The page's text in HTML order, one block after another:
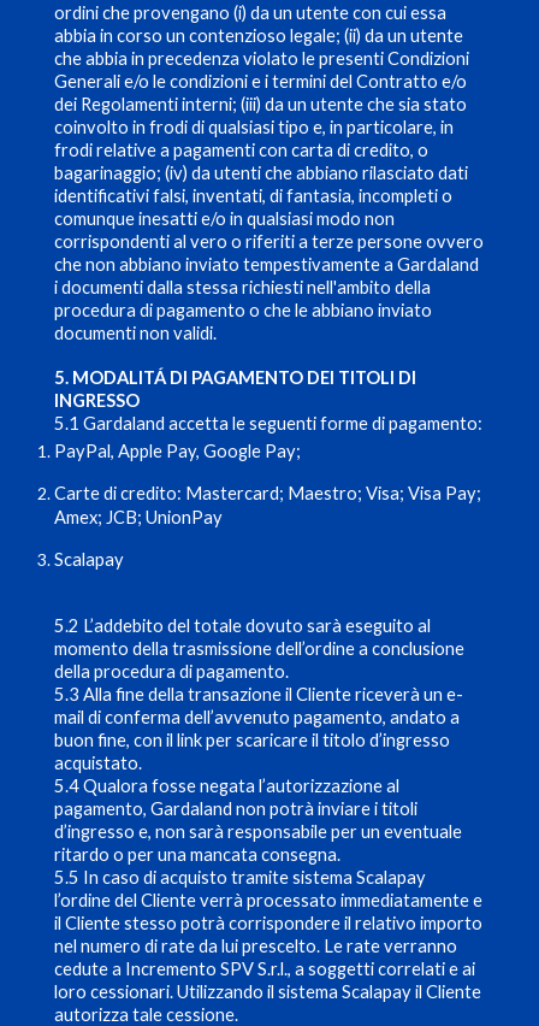
ordini che provengano (i) da un utente con cui essa
abbia in corso un contenzioso legale; (ii) da un utente
che abbia in precedenza violato le presenti Condizioni
Generali e/o le condizioni e i termini del Contratto e/o
dei Regolamenti interni; (iii) da un utente che sia stato
coinvolto in frodi di qualsiasi tipo e, in particolare, in
frodi relative a pagamenti con carta di credito, o
bagarinaggio; (iv) da utenti che abbiano rilasciato dati
identificativi falsi, inventati, di fantasia, incompleti o
comunque inesatti e/o in qualsiasi modo non
corrispondenti al vero o riferiti a terze persone ovvero
che non abbiano inviato tempestivamente a Gardaland
i documenti dalla stessa richiesti nell'ambito della
procedura di pagamento o che le abbiano inviato
documenti non validi.
5. MODALITÁ DI PAGAMENTO DEI TITOLI DI
INGRESSO
5.1 Gardaland accetta le seguenti forme di pagamento:
PayPal, Apple Pay, Google Pay;
Carte di credito: Mastercard; Maestro; Visa; Visa Pay;
Amex; JCB; UnionPay
Scalapay
5.2 L’addebito del totale dovuto sarà eseguito al
momento della trasmissione dell’ordine a conclusione
della procedura di pagamento.
5.3 Alla fine della transazione il Cliente riceverà un e-
mail di conferma dell’avvenuto pagamento, andato a
buon fine, con il link per scaricare il titolo d’ingresso
acquistato.
5.4 Qualora fosse negata l’autorizzazione al
pagamento, Gardaland non potrà inviare i titoli
d’ingresso e, non sarà responsabile per un eventuale
ritardo o per una mancata consegna.
5.5 In caso di acquisto tramite sistema Scalapay
l’ordine del Cliente verrà processato immediatamente e
il Cliente stesso potrà corrispondere il relativo importo
nel numero di rate da lui prescelto. Le rate verranno
cedute a Incremento SPV S.r.l., a soggetti correlati e ai
loro cessionari. Utilizzando il sistema Scalapay il Cliente
autorizza tale cessione.